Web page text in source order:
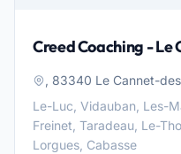
Creed Coaching -
, 83340 Le Cannet-
Le-Luc, Vidauban, Les-
Freinet, Taradeau, Le-
Lorgues, Cabasse